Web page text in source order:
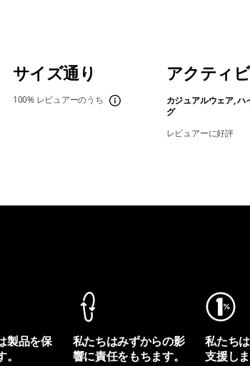
サイズ通り
100% レビュアーのうち
アクティ
カジュアルウェア, ハ
グ
レビュアーに好評
製品を保
私たちはみずからの影
響に責任をもちます。
私たち
支援しま